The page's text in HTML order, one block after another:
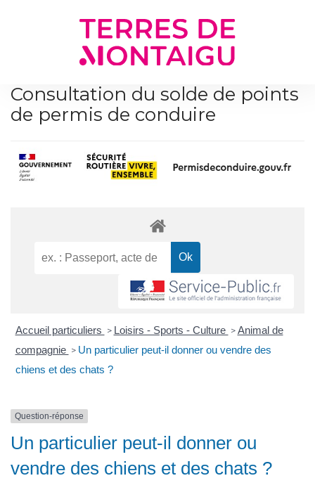
Consultation du solde de points
de permis de conduire
Accueil particuliers > Loisirs - Sports - Culture > Animal de
compagnie > Un particulier peut-il donner ou vendre des
chiens et des chats ?
Question-réponse
Un particulier peut-il donner ou
vendre des chiens et des chats ?